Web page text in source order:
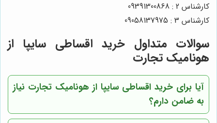
کارشناس 2 : 09391300868
کارشناس 3 : 09058137975
سوالات متداول خرید اقساطی سایپا از
هونامیک تجارت
آیا برای خرید اقساطی سایپا از هونامیک تجارت نیاز
به ضامن دارم؟